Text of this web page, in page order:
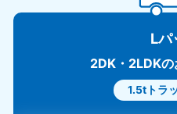
Lパ
2DK・2LDKの
1.5tトラ